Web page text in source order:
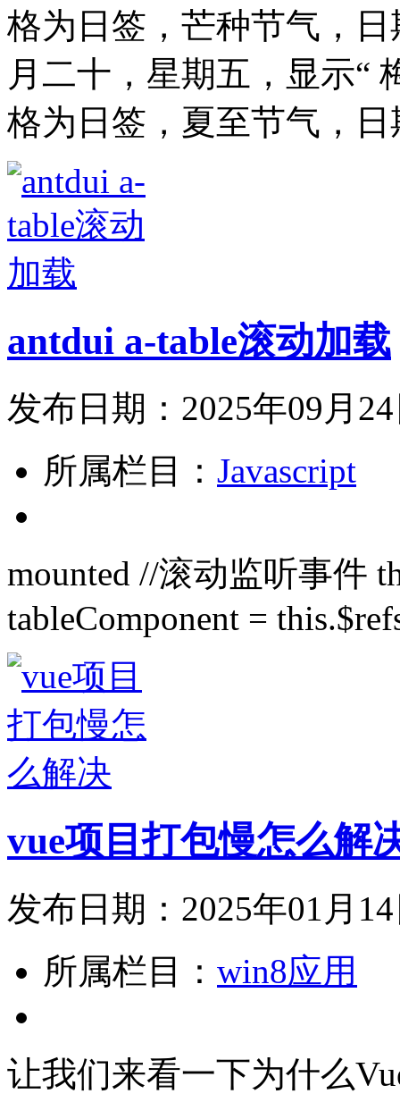
格为日签，芒种节气，
月二十，星期五，显示“
格为日签，夏至节气，日
antdui a-table滚动加载
发布日期：2025年09月
所属栏目： Javascript
mounted //滚动监听事件
tableComponent =
vue项目打包慢怎么解
发布日期：2025年01月
所属栏目： win8应用
让我们来看一下为什么